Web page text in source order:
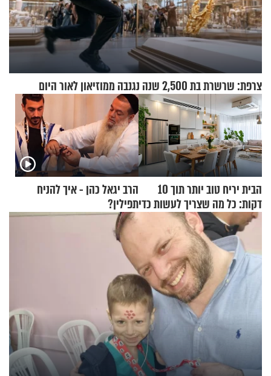
צרפת: שרשרת בת 2,500 שנה נגנבה ממוזיאון לאור היום
הבית יריח טוב יותר תוך 10
דקות: כל מה שצריך לעשות כדי
לרענן את הבית
הרב יגאל כהן - איך להניח
תפילין?